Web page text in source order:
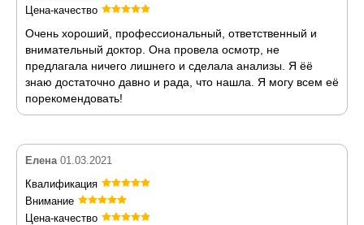
Цена-качество
Очень хороший, профессиональный, ответственный и
внимательный доктор. Она провела осмотр, не
предлагала ничего лишнего и сделала анализы. Я ёё
знаю достаточно давно и рада, что нашла. Я могу всем её
порекомендовать!
Елена 01.03.2021
Квалификация
Внимание
Цена-качество